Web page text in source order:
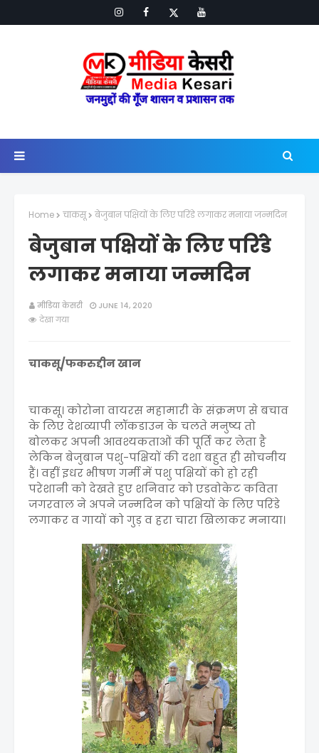
Home चाकसू बेजुबान पक्षियों के लिए परिंडे लगाकर मनाया जन्मदिन
बेजुबान पक्षियों के लिए परिंडे
लगाकर मनाया जन्मदिन
मीडिया केसरी
JUNE 14, 2020
देखा गया
चाकसू/फकरुद्दीन खान
चाकसू। कोरोना वायरस महामारी के संक्रमण से बचाव
के लिए देशव्यापी लॉकडाउन के चलते मनुष्य तो
बोलकर अपनी आवश्यकताओं की पूर्ति कर लेता है
लेकिन बेजुबान पशु-पक्षियों की दशा बहुत ही सोचनीय
हैं। वहीं इधर भीषण गर्मी में पशु पक्षियों को हो रही
परेशानी को देखते हुए शनिवार को एडवोकेट कविता
जगरवाल ने अपने जन्मदिन को पक्षियों के लिए परिंडे
लगाकर व गायों को गुड़ व हरा चारा खिलाकर मनाया।